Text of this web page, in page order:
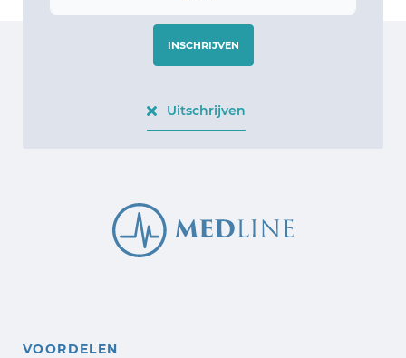
INSCHRIJVEN
Uitschrijven
VOORDELEN